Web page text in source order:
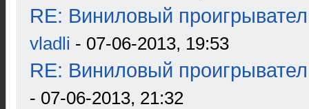
RE: Виниловый
vladli - 07-06-2013, 19:53
RE: Виниловый
- 07-06-2013, 21:32